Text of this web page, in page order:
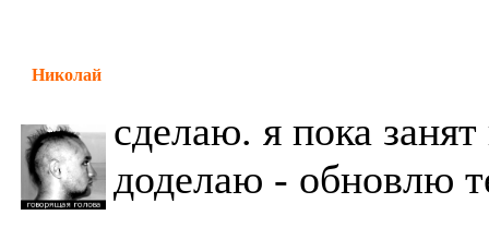
Николай
сделаю. я пока
доделаю - обновлю